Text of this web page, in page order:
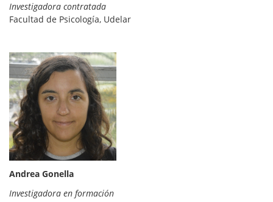
Investigadora contratada
Facultad de Psicología, Udelar
Andrea Gonella
Investigadora en formación